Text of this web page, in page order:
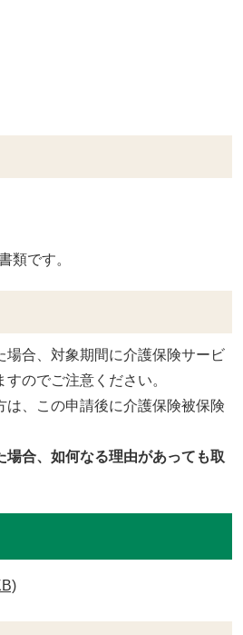
類です。
場合、対象期間に介護保険サービ
のでご注意ください。
、この申請後に介護保険被保険
合、如何なる理由があっても取